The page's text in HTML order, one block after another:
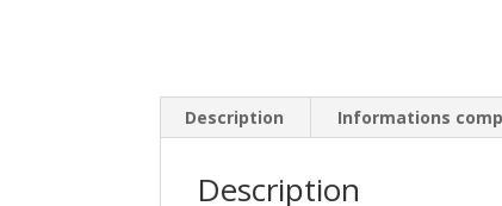
Description Informations
Description